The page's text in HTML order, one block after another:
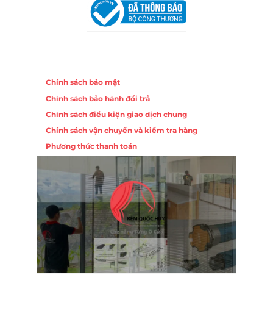
Chính sách bảo mật
Chính sách bảo hành đổi trả
Chính sách điều kiện giao dịch chung
Chính sách vận chuyển và kiểm tra hàng
Phương thức thanh toán